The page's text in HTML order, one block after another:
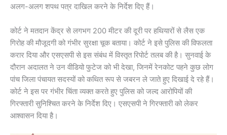
अलग-अलग शपथ पत्र दाखिल करने के निर्देश दिए हैं।
कोर्ट ने मतदान केंद्र से लगभग 200 मीटर की दूरी पर हथियारों से लैस एक
गिरोह की मौजूदगी को गंभीर सुरक्षा चूक बताया। कोर्ट ने इसे पुलिस की विफलता
करार दिया और एसएसपी से इस संबंध में विस्तृत रिपोर्ट तलब की है। सुनवाई के
दौरान अदालत ने उन वीडियो फुटेज को भी देखा, जिनमें रेनकोट पहने कुछ लोग
पांच जिला पंचायत सदस्यों को कथित रूप से जबरन ले जाते हुए दिखाई दे रहे हैं।
कोर्ट ने इस पर गंभीर चिंता व्यक्त करते हुए पुलिस को जल्द आरोपियों की
गिरफ्तारी सुनिश्चित करने के निर्देश दिए। एसएसपी ने गिरफ्तारी को लेकर
आश्वासन दिया है।